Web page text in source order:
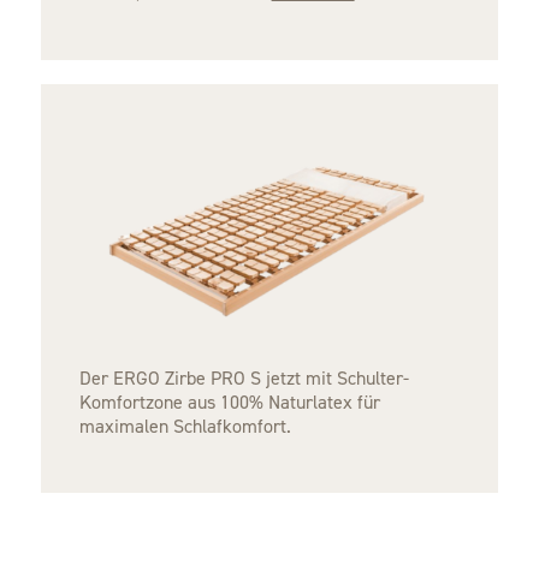
Der ERGO Zirbe PRO S jetzt mit Schulter-
Komfortzone aus 100% Naturlatex für
maximalen Schlafkomfort.